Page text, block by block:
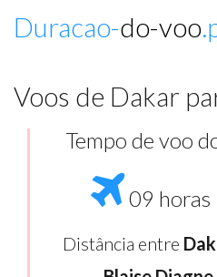
Duracao-do-voo
Voos de Dakar
Tempo de voo
09 horas
Distância entre